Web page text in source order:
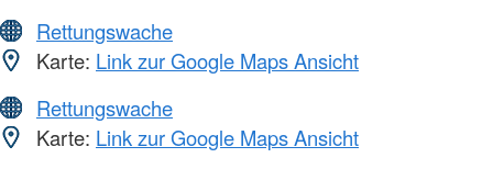
Rettungswache
Karte: Link zur Google Maps Ansicht
Rettungswache
Karte: Link zur Google Maps Ansicht